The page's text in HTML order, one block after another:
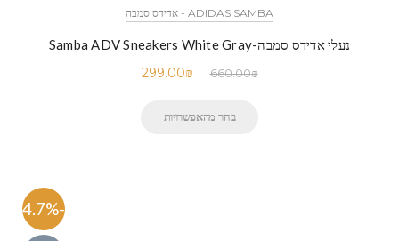
ADIDAS SAMBA - אדידס סמבה
נעלי אדידס סמבה-Samba ADV Sneakers White Gray
660.00₪
299.00₪
בחר מהאפשרויות
-54.7%